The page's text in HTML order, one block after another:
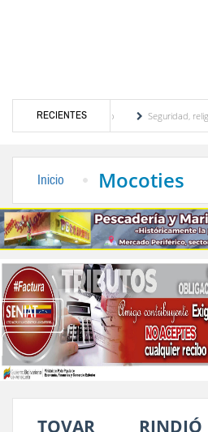
RECIENTES
turístico merideño
Seguridad, religión y
Inicio Mocoties
TOVAR